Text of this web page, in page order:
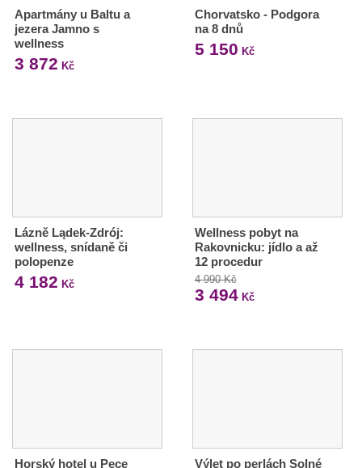
Apartmány u Baltu a
jezera Jamno s
wellness
3 872 Kč
Chorvatsko - Podgora
na 8 dnů
5 150 Kč
Lázně Lądek-Zdrój:
wellness, snídaně či
polopenze
4 182 Kč
Wellness pobyt na
Rakovnicku: jídlo a až
12 procedur
4 990 Kč
3 494Kč
Horský hotel u Pece
Výlet po perlách Solné